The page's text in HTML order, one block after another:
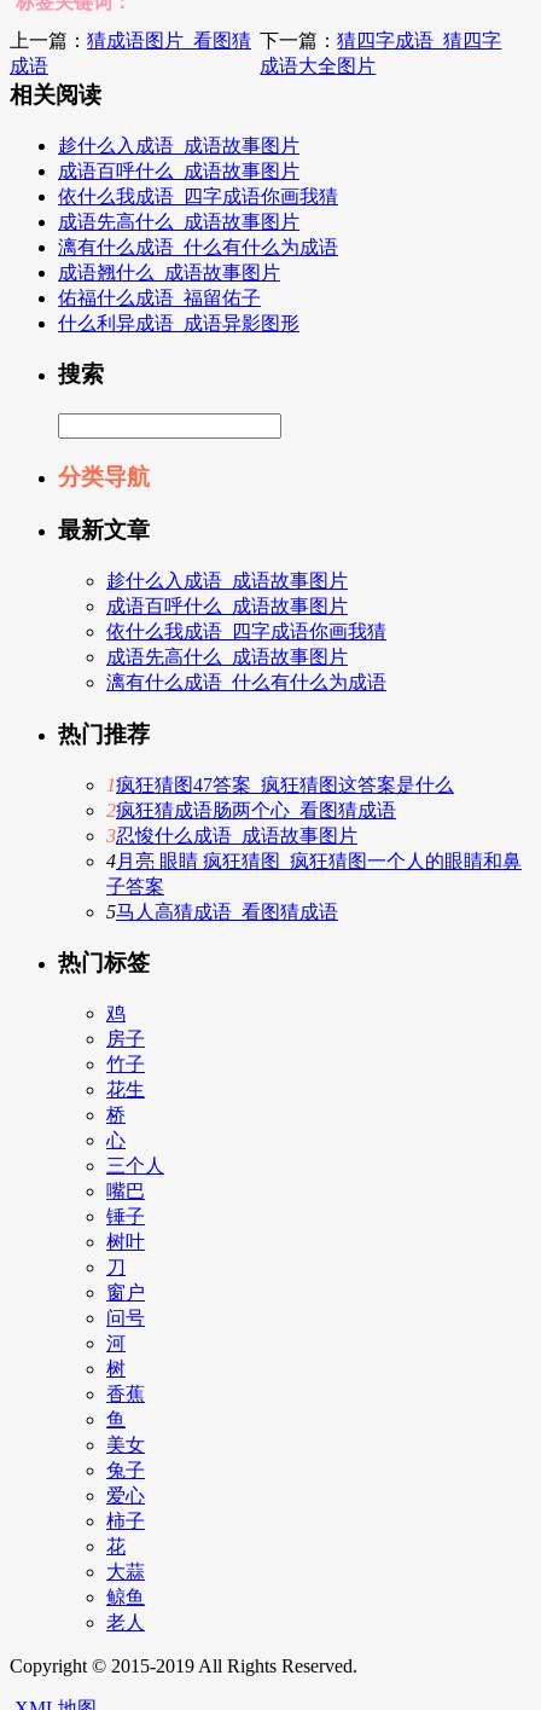
上一篇： 猜成语图片_看图猜
成语
下一篇：猜四字成语_猜四字
成语大全图片
相关阅读
趁什么入成语_成语故事图片
成语百呼什么_成语故事图片
依什么我成语_四字成语你画我猜
成语先高什么_成语故事图片
漓有什么成语_什么有什么为成语
成语翘什么_成语故事图片
佑福什么成语_福留佑子
什么利异成语_成语异影图形
搜索
分类导航
最新文章
趁什么入成语_成语故事图片
成语百呼什么_成语故事图片
依什么我成语_四字成语你画我猜
成语先高什么_成语故事图片
漓有什么成语_什么有什么为成语
热门推荐
1疯狂猜图47答案_疯狂猜图这答案是什么
2疯狂猜成语肠两个心_看图猜成语
3忍悛什么成语_成语故事图片
4月亮 眼睛 疯狂猜图_疯狂猜图一个人的眼睛和鼻
子答案
5马人高猜成语_看图猜成语
热门标签
鸡
房子
竹子
花生
桥
心
三个人
嘴巴
锤子
树叶
刀
窗户
问号
河
树
香蕉
鱼
美女
兔子
爱心
柿子
花
大蒜
鲸鱼
老人
Copyright © 2015-2019 All Rights Reserved.